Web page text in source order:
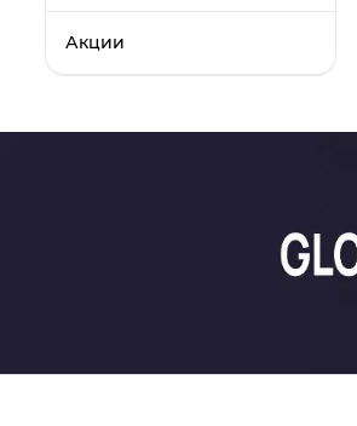
Акции